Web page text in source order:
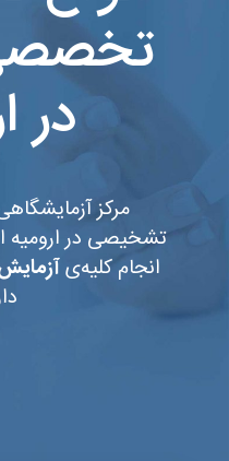
در
مرکز
تشخیصی در
انجام کلیه‌ی